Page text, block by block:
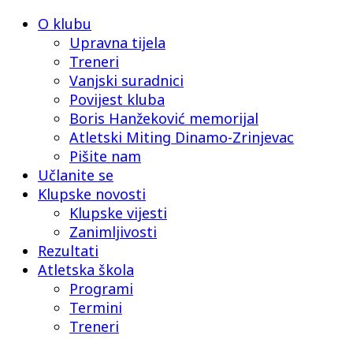
O klubu
Upravna tijela
Treneri
Vanjski suradnici
Povijest kluba
Boris Hanžeković memorijal
Atletski Miting Dinamo-Zrinjevac
Pišite nam
Učlanite se
Klupske novosti
Klupske vijesti
Zanimljivosti
Rezultati
Atletska škola
Programi
Termini
Treneri